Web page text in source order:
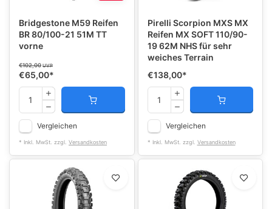
Bridgestone M59 Reifen
BR 80/100-21 51M TT
vorne
€102,00 UVP
€65,00*
Vergleichen
* Inkl. MwSt. zzgl. Versandkosten
Pirelli Scorpion MXS MX
Reifen MX SOFT 110/90-
19 62M NHS für sehr
weiches Terrain
€138,00*
Vergleichen
* Inkl. MwSt. zzgl. Versandkosten